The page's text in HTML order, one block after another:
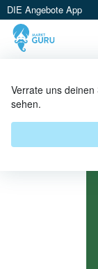
DIE Angebote App
Verrate uns deinen
sehen.